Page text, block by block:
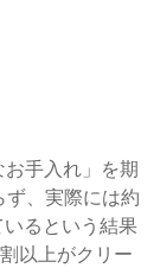
手入れ」を期
、実際には約
るという結果
以上がクリー